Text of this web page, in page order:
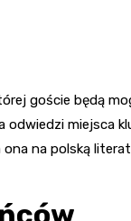
goście będą
miejsca
ona na polską